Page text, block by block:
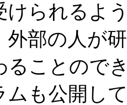
けられるよ
外部の人が
ることので
ムも公開し